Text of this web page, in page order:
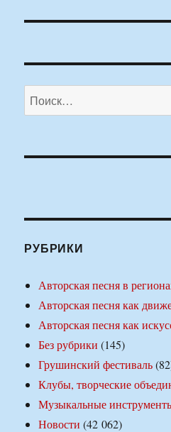
Искать:
РУБРИКИ
Авторская песня в
Авторская песня как
Авторская песня как
Без рубрики (145)
Грушинский фестиваль
Клубы, творческие
Музыкальные
Новости (42 062)